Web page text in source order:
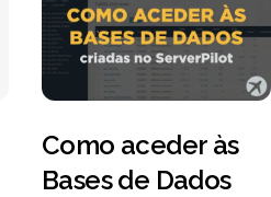
Como aceder às
Bases de Dados